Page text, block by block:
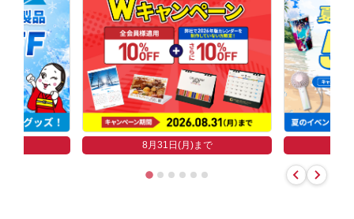
8月31日(月)まで